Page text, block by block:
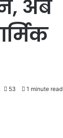
अब
53 1 minute read